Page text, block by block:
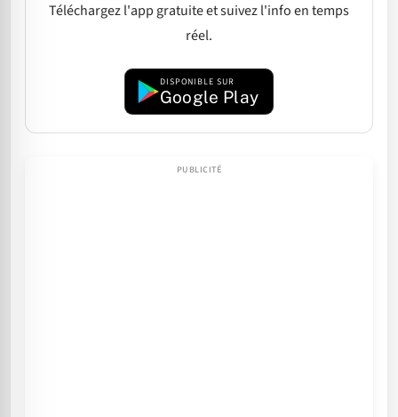
Téléchargez l'app gratuite et suivez l'info en temps
réel.
DISPONIBLE SUR
Google Play